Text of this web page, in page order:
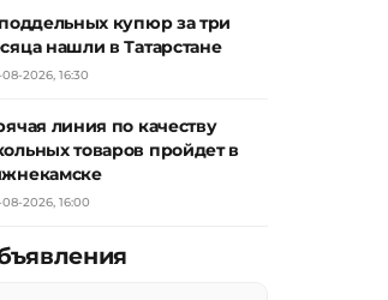
купюр за три
нашли в Татарстане
08-2026, 16:30
линия по качеству
товаров пройдет в
08-2026, 16:00